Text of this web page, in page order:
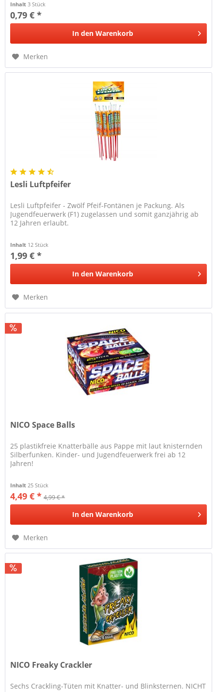
Inhalt3 Stück
0,79 € *
In den Warenkorb
Merken
Lesli Luftpfeifer
Lesli Luftpfeifer - Zwölf Pfeif-Fontänen je Packung. Als
Jugendfeuerwerk (F1) zugelassen und somit ganzjährig ab
12 Jahren erlaubt.
Inhalt 12 Stück
1,99 € *
In den Warenkorb
Merken
NICO Space Balls
25 plastikfreie Knatterbälle aus Pappe mit laut knisternden
Silberfunken. Kinder- und Jugendfeuerwerk frei ab 12
Jahren!
Inhalt 25 Stück
4,49 € * 4,99 € *
In den Warenkorb
Merken
NICO Freaky Crackler
Sechs Crackling-Tüten mit Knatter- und Blinksternen. NICHT